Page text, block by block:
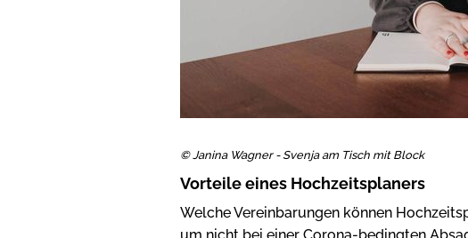
© Janina Wagner - Svenja am Tisch mit Block
Vorteile eines Hochzeitsplaners
Welche Vereinbarungen können